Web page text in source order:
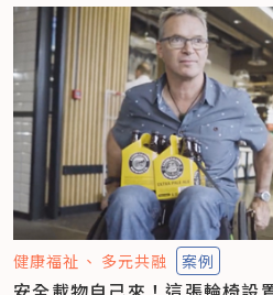
健康福祉 多元共融 案例